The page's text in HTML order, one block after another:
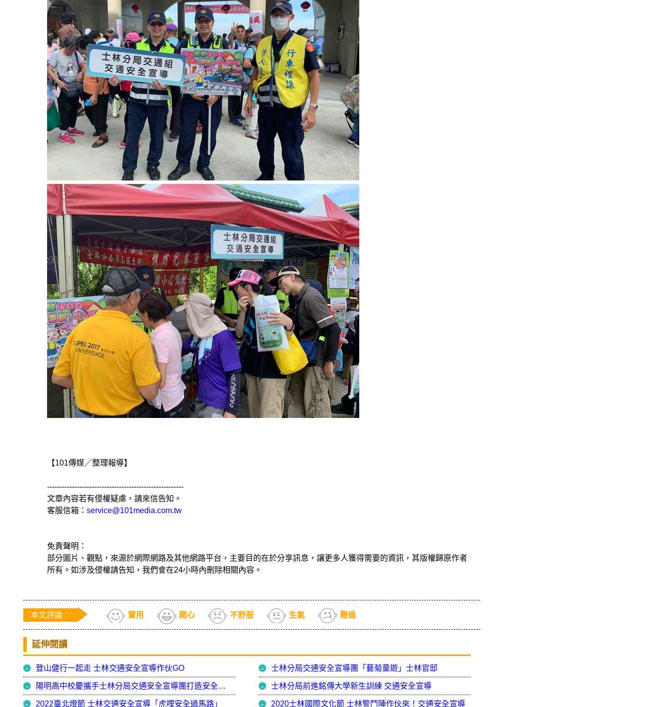
【101傳媒／整理報導】
-------------------------------------------------------
文章內容若有侵權疑慮，請來信告知。
客服信箱： service@101media.com.tw
免責聲明：
部分圖片、觀點，來源於網際網路及其他網路平台，主要目的在於分享訊息，讓更多人獲得需要的資訊，其版權歸原作者
所有。如涉及侵權請告知，我們會在24小時內刪除相關內容。
本文評論： 實用 開心 不舒服 生氣 難過
延伸閱讀
登山健行一起走 士林交通安全宣導作伙GO 士林分局交通安全宣導團「藝菊童遊」士林官邸
陽明高中校慶攜手士林分局交通安全宣導團打造安全校園 士林分局前進銘傳大學新生訓練 交通安全宣導
2022臺北燈節 士林交通安全宣導「虎哩安全過馬路」 2020士林國際文化節 士林警鬥陣作伙來！交通安全宣導